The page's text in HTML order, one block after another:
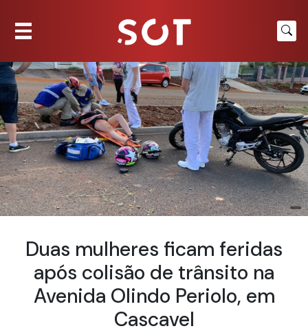
Duas mulheres ficam feridas
após colisão de trânsito na
Avenida Olindo Periolo, em
Cascavel